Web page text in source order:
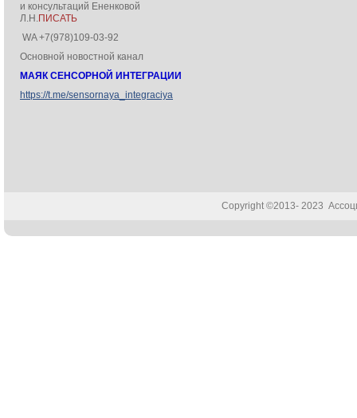
и консультаций Ененковой
Л.Н.ПИСАТЬ
WA +7(978)109-03-92
Основной новостной канал
МАЯК СЕНСОРНОЙ ИНТЕГРАЦИИ
https://t.me/sensornaya_integraciya
Copyright ©2013- 2023